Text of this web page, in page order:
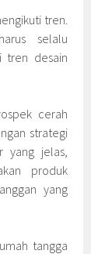
tren.
selalu
tren desain
cerah
strategi
yang jelas,
produk
yang
tangga